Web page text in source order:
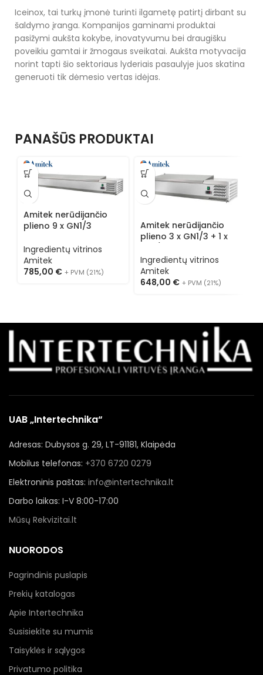
Iceinox, tai turkų įmonė turinti ilgametę patirtį dirbant su
šaldymo įranga. Kompanijos gaminami produktai
pasižymi aukšta kokybe, inovatyvumu bei draugišku
poveikiu gamtai ir žmogaus sveikatai. Aukšta motyvacija
norint tapti šio sektoriaus lyderiais pasaulyje juos skatina
generuoti tik dėmesio vertas idėjas.
PANAŠŪS PRODUKTAI
Amitek nerūdijančio
plieno 9 x GN1/3
vitrina AK20438L
Ingredientų vitrinos
Amitek
785,00 € + PVM (21%)
Amitek nerūdijančio
plieno 3 x GN1/3 + 1 x
ingredientų vitrina
AK12438L
Ingredientų vitrinos
Amitek
648,00 € + PVM (21%)
UAB „Intertechnika“
Adresas: Dubysos g. 29, LT-91181, Klaipėda
Mobilus telefonas: +370 6720 0279
Elektroninis paštas: info@intertechnika.lt
Darbo laikas: I-V 8:00-17:00
Mūsų Rekvizitai.lt
NUORODOS
Pagrindinis puslapis
Prekių katalogas
Apie Intertechnika
Susisiekite su mumis
Taisyklės ir sąlygos
Privatumo politika